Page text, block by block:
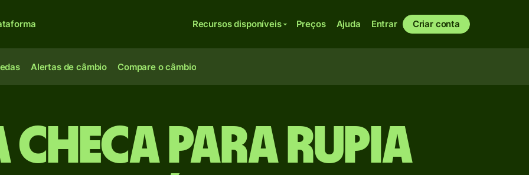
Recursos disponíveis Preços Ajuda Entrar Criar conta
Alertas de câmbio Compare o câmbio
para Rupia